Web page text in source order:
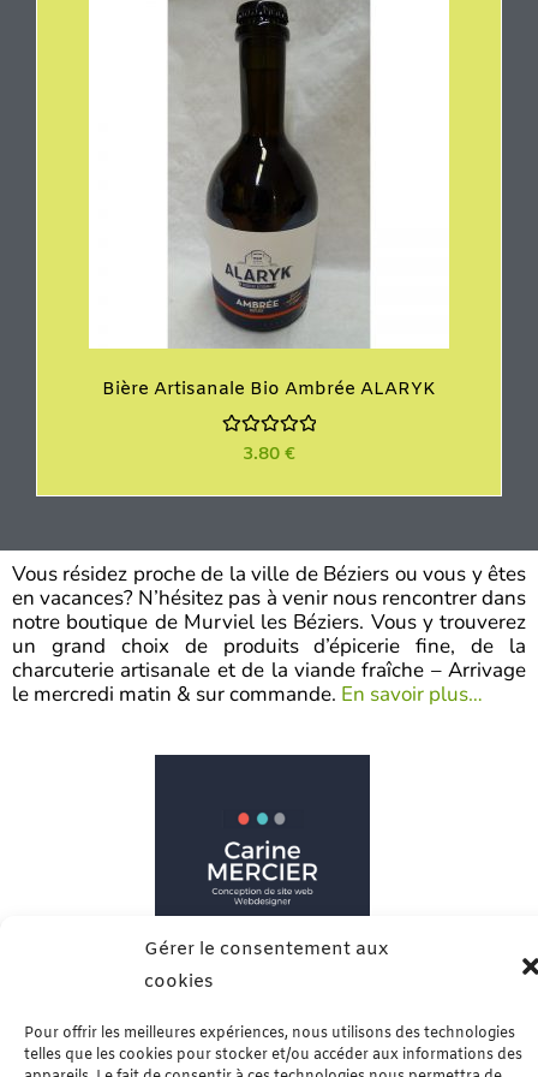
Gérer le consentement aux
cookies
Pour offrir les meilleures expériences, nous utilisons des technologies
telles que les cookies pour stocker et/ou accéder aux informations des
Bière Artisanale Bio Ambrée ALARYK
e
u
5
3.80 €
Vous résidez proche de la ville de Béziers ou vous y êtes
en vacances? N’hésitez pas à venir nous rencontrer dans
notre boutique de Murviel les Béziers. Vous y trouverez
un grand choix de produits d’épicerie fine, de la
charcuterie artisanale et de la viande fraîche – Arrivage
le mercredi matin & sur commande. En savoir plus…
Webdesigner ( 521710384)